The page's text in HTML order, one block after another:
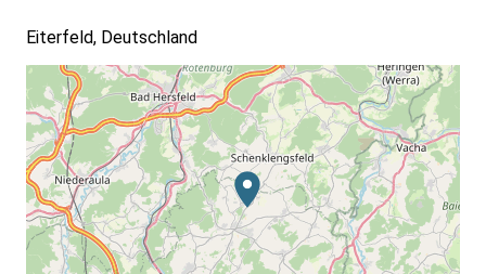
Eiterfeld, Deutschland